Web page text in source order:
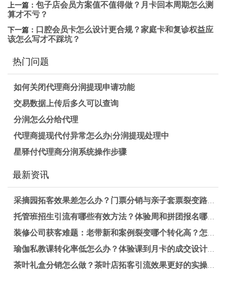
上一篇： 包子店会员方案值不值得做？月卡回本周期怎么测
算才不亏？
下一篇： 口腔会员卡怎么设计更合规？家庭卡和复诊权益应
该怎么写才不踩坑？
热门问题
如何关闭代理商分润提现申请功能
交易数据上传后多久可以查询
分润怎么分给代理
代理商提现代付异常怎么办|分润提现处理中
星驿付代理商分润系统操作步骤
最新资讯
采摘园拓客效果差怎么办？门票分销与亲子套票裂变路径解析
托管班招生引流有哪些有效方法？体验周和拼团报名哪个更适合提升报名率？
装修公司获客难题：老带新和案例裂变哪个转化高？怎么选更有效？
瑜伽私教课转化率低怎么办？体验课到月卡的成交设计实操方案
茶叶礼盒分销怎么做？茶叶店拓客引流效果更好的实操方法